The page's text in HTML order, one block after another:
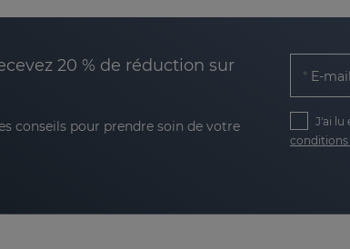
20 % de réduction sur
conseils pour prendre soin de votre
E-mail
J'ai lu
conditions